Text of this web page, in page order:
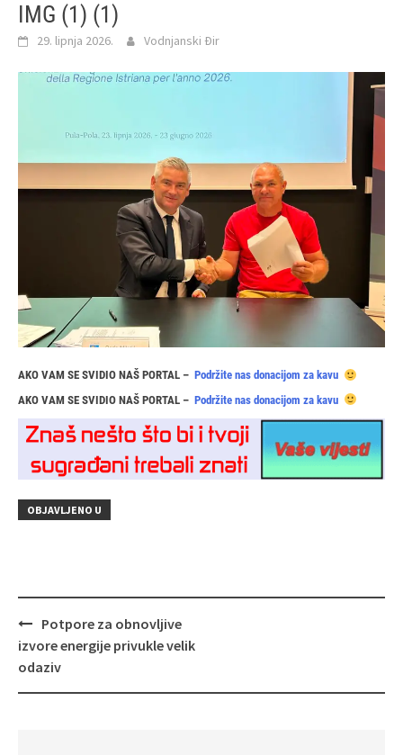
IMG (1) (1)
29. lipnja 2026. Vodnjanski Đir
AKO VAM SE SVIDIO NAŠ PORTAL – Podržite nas donacijom za kavu
AKO VAM SE SVIDIO NAŠ PORTAL – Podržite nas donacijom za kavu
OBJAVLJENO U
Navigacija
objava
Potpore za obnovljive
izvore energije privukle velik
odaziv